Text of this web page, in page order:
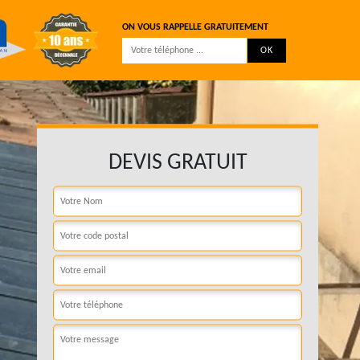
ON VOUS RAPPELLE GRATUITEMENT
DEVIS GRATUIT